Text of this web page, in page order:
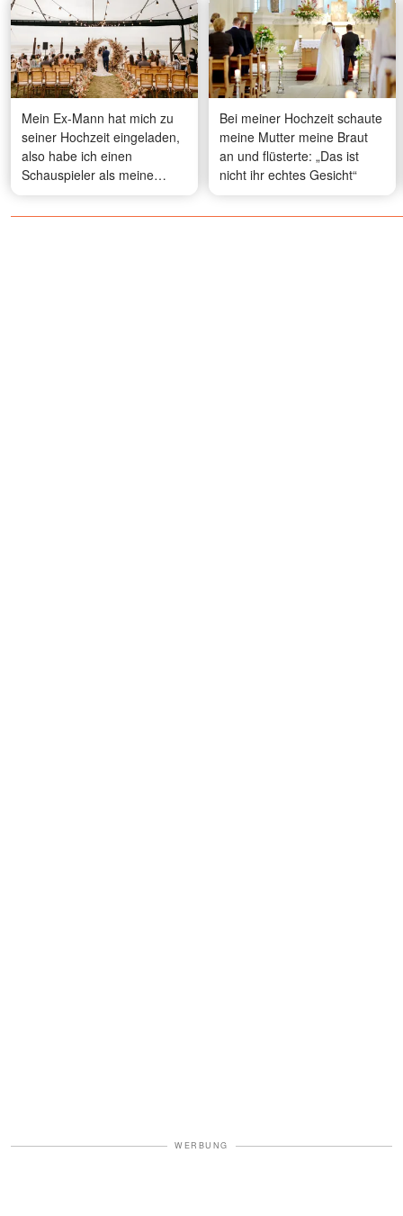
Mein Ex-Mann hat mich zu
seiner Hochzeit eingeladen,
also habe ich einen
Schauspieler als meine
Begleitung engagiert
Bei meiner Hochzeit schaute
meine Mutter meine Braut
an und flüsterte: „Das ist
nicht ihr echtes Gesicht“
WERBUNG